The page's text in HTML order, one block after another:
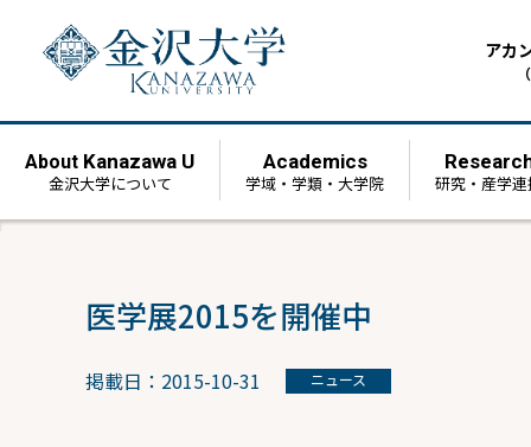
アカ
About Kanazawa U
金沢大学について
Academics
学域・学類・大学院 研究・産学
医学展2015を開催中
掲載日：2015-10-31 ニュース